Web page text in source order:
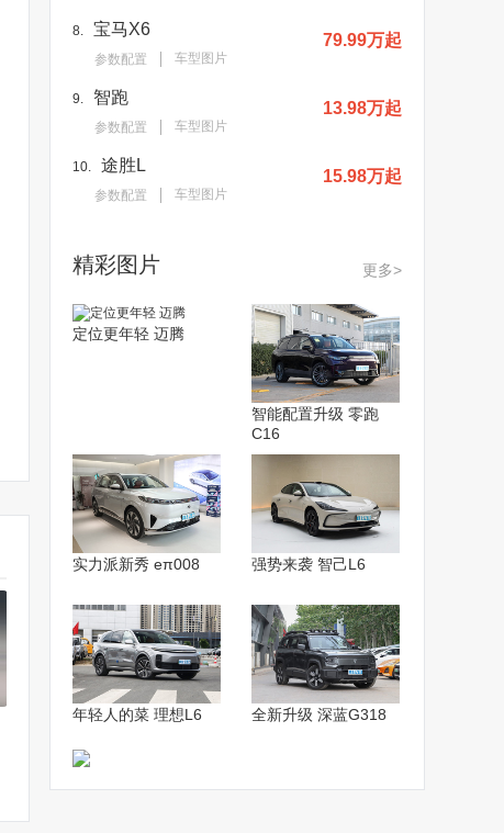
长安马自达油车减产一
马自达“联手”长安造4款新
8. 宝马X6
参数配置 车型图片
79.99万起
9. 智跑
参数配置 车型图片
13.98万起
10. 途胜L
参数配置 车型图片
15.98万起
精彩图片 更多>
定位更年轻 迈腾
智能配置升级 零跑
C16
实力派新秀 eπ008 强势来袭 智己L6
年轻人的菜 理想L6 全新升级 深蓝G318